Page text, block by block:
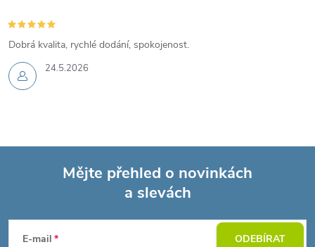
24.5.2026
Dobrá kvalita, rychlé dodání, spokojenost.
Mějte přehled o novinkách
a slevách
E-mail ODEBÍRAT